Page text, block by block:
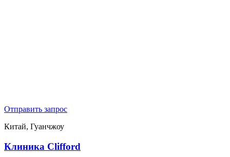
Отправить запрос
Китай, Гуанчжоу
Клиника Clifford